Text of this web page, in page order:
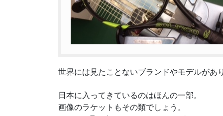
世界には見たことないブランドやモデルがあ
日本に入ってきているのはほんの一部。
画像のラケットもその類でしょう。